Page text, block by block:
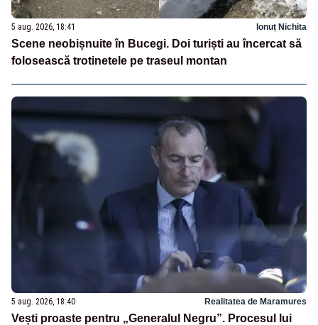
5 aug. 2026, 18:41 Ionuț Nichita
Scene neobișnuite în Bucegi. Doi turiști au încercat să
folosească trotinetele pe traseul montan
5 aug. 2026, 18:40 Realitatea de Maramures
Vești proaste pentru „Generalul Negru”. Procesul lui